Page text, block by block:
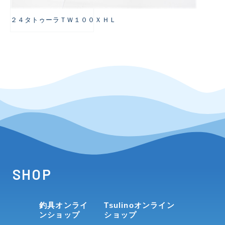
２４タトゥーラＴＷ１００ＸＨＬ
SHOP
釣具オンライ
ンショップ
Tsulinoオンライン
ショップ